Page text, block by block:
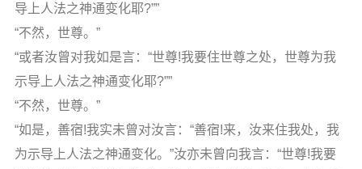
导上人法之神通变化耶?””
“不然，世尊。”
“或者汝曾对我如是言：“世尊!我要住世尊之处，世尊为我
示导上人法之神通变化耶?””
“不然，世尊。”
“如是，善宿!我实未曾对汝言：“善宿!来，汝来住我处，我
为示导上人法之神通变化。”汝亦未曾向我言：“世尊!我要